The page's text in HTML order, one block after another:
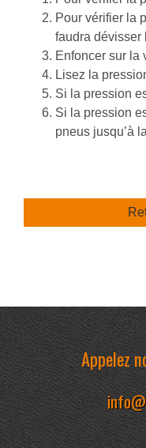
Pour vérifier la
faudra dévisser
Enfoncer sur la
Lisez la
Si la pression
Si la pression
pneus jusqu’à
Appelez